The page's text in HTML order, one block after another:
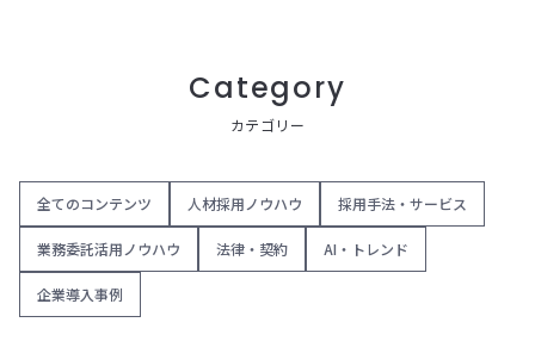
Category
カテゴリー
全てのコンテンツ 人材採用ノウハウ 採用手法・サービス
業務委託活用ノウハウ 法律・契約 AI・トレンド
企業導入事例